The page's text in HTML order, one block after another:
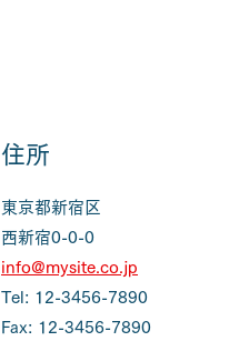
住所
東京都新宿区
西新宿0-0-0
info@mysite.co.jp
Tel: 12-3456-7890
Fax: 12-3456-7890